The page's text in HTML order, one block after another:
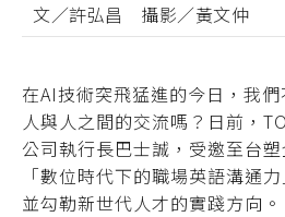
文／許弘昌 攝影／黃文仲
在AI技術突飛猛進的今日，我
人與人之間的交流嗎？日前，
公司執行長巴士誠，受邀至台
「數位時代下的職場英語溝通
並勾勒新世代人才的實踐方向。